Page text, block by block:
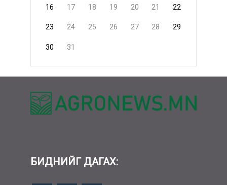
16 17 18 19 20 21 22
23 24 25 26 27 28 29
30 31
БИДНИЙГ ДАГАХ: